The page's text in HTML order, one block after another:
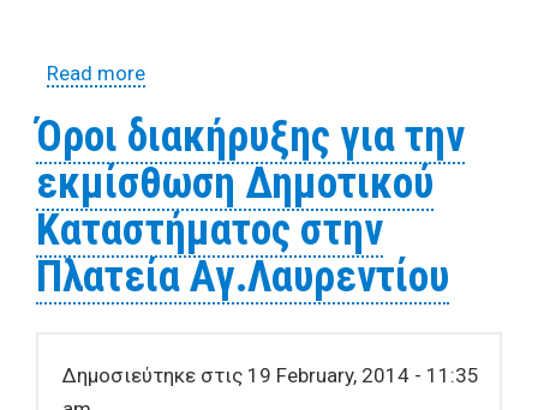
Read moreabout Όροι διακήρυξης για την
Τμήμα 1ο» στον Αγ.Λαυρέντιο
Όροι διακήρυξης για την
εκμίσθωση Δημοτικού
Καταστήματος στην
Πλατεία Αγ.Λαυρεντίου
Δημοσιεύτηκε στις 19 February, 2014 - 11:35